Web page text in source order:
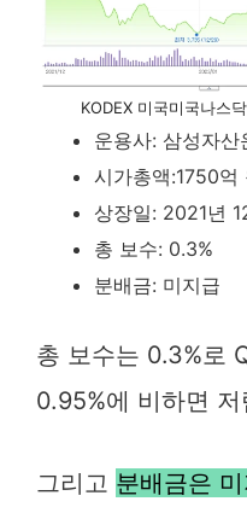
KODEX 미국미국나스
운용사: 삼성자산
시가총액:1750억
상장일: 2021년
총 보수: 0.3%
분배금: 미지급
총 보수는 0.3%로
0.95%에 비하면
그리고 분배금은